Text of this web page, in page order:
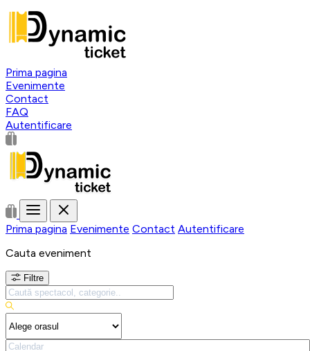
Prima pagina
Evenimente
Contact
FAQ
Autentificare
Prima pagina Evenimente Contact Autentificare
Cauta eveniment
Filtre